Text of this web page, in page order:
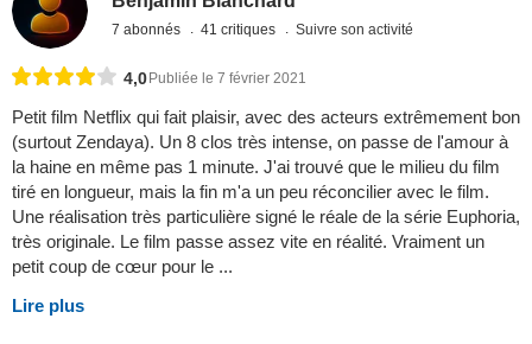
7 abonnés 41 critiques Suivre son activité
4,0 Publiée le 7 février 2021
Petit film Netflix qui fait plaisir, avec des acteurs extrêmement bon
(surtout Zendaya). Un 8 clos très intense, on passe de l'amour à
la haine en même pas 1 minute. J'ai trouvé que le milieu du film
tiré en longueur, mais la fin m'a un peu réconcilier avec le film.
Une réalisation très particulière signé le réale de la série Euphoria,
très originale. Le film passe assez vite en réalité. Vraiment un
petit coup de cœur pour le ...
Lire plus